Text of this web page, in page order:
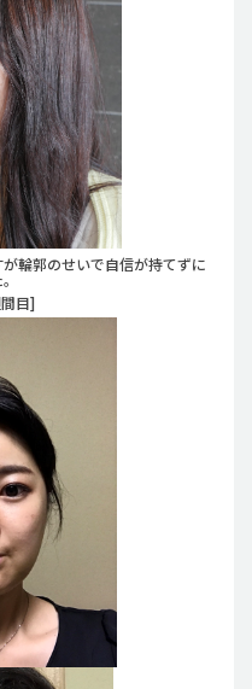
輪郭のせいで自信が持てずに
目]